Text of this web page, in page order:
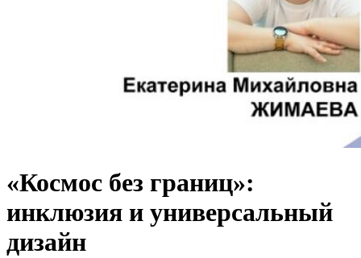
«Космос без границ»:
инклюзия и универсальный
дизайн